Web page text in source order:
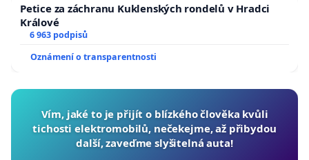
Petice za záchranu Kuklenských rondelů v Hradci
Králové
6 963 podpisů
Oznámení o transparentnosti
Vím, jaké to je přijít o blízkého člověka kvůli
tichosti elektromobilů, nečekejme, až přibydou
další, zaveďme slyšitelná auta!